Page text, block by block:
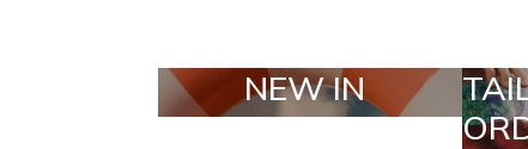
TAILOR MADE
ORDERS